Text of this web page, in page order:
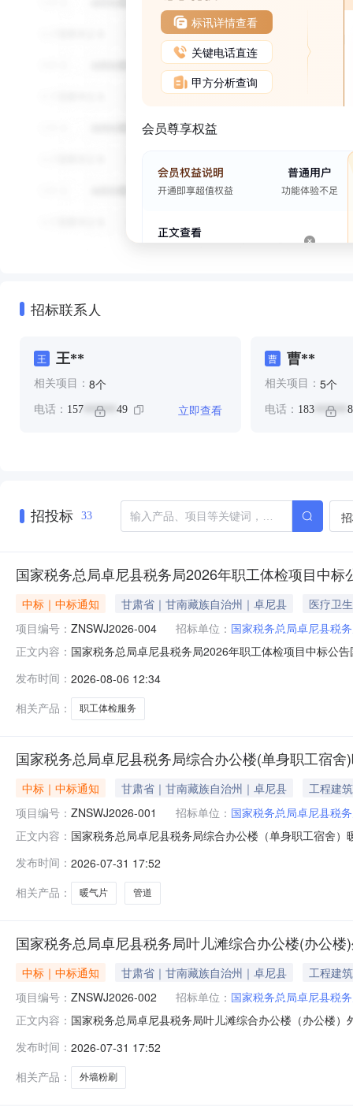
标讯详情查看
关键电话直连
甲方分析查询
会员尊享权益
招标联系人
王 王**
相关项目： 8个
电话： 157 ****** 49 立即查看
曹 曹**
相关项目： 5个
电话： 183******
招投标 33
国家税务总局卓尼县税务局2026年职工体检项目中标
中标｜中标通知 甘肃省｜甘南藏族自治州｜卓尼县
医疗卫生
项目编号： ZNSWJ2026-004 招标单位： 国家税务总局卓尼县税
正文内容： 国家税务总局卓尼县税务局2026年职工体检项目中标公
ZNSWJ2026-0042、定标日期：2026年8月6日3、招标
额：￥10
发布时间： 2026-08-06 12:34
相关产品：
职工体检服务
国家税务总局卓尼县税务局综合办公楼(单身职工宿舍
中标｜中标通知 甘肃省｜甘南藏族自治州｜卓尼县
工程建筑
项目编号： ZNSWJ2026-001 招标单位： 国家税务总局卓尼县税
正文内容： 国家税务总局卓尼县税务局综合办公楼（单身职工宿舍
定中标成交结果。现将成交结果公布如下：1.项目编号
工宿舍）暖气改造项目宿舍
发布时间： 2026-07-31 17:52
相关产品：
暖气片 管道
国家税务总局卓尼县税务局叶儿滩综合办公楼(办公楼
中标｜中标通知 甘肃省｜甘南藏族自治州｜卓尼县
工程建筑
项目编号： ZNSWJ2026-002 招标单位： 国家税务总局卓尼县税
正文内容： 国家税务总局卓尼县税务局叶儿滩综合办公楼（办公楼
定中标成交结果。现将成交结果公布如下：1.项目编号
（办公楼）外墙粉刷项目叶儿
发布时间： 2026-07-31 17:52
相关产品：
外墙粉刷